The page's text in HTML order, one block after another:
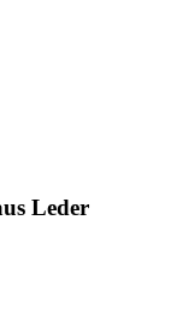
Leder